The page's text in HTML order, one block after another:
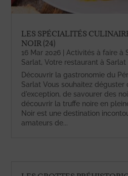
LES SPÉCIALITÉS
NOIR (24)
16 Mar 2026 Activités à faire à
Sarlat,Votre restaurant à Sarlat
Découvrir la gastronomie du
Sarlat Vous souhaitez déguster
d'exception, de savourer des
découvrir la truffe noire en
Noir est une destination
amateurs de...